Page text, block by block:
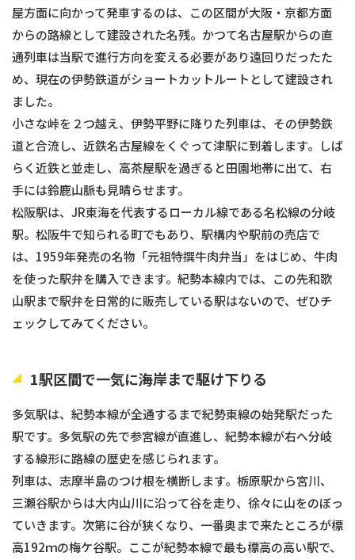
屋方面に向かって発車するのは、この区間が大阪・京都方面
からの路線として建設された名残。かつて名古屋駅からの直
通列車は当駅で進行方向を変える必要があり遠回りだったた
め、現在の伊勢鉄道がショートカットルートとして建設され
ました。
小さな峠を２つ越え、伊勢平野に降りた列車は、その伊勢鉄
道と合流し、近鉄名古屋線をくぐって津駅に到着します。しば
らく近鉄と並走し、高茶屋駅を過ぎると田園地帯に出て、右
手には鈴鹿山脈も見晴らせます。
松阪駅は、JR東海を代表するローカル線である名松線の分岐
駅。松阪牛で知られる町でもあり、駅構内や駅前の売店で
は、1959年発売の名物「元祖特撰牛肉弁当」をはじめ、牛肉
を使った駅弁を購入できます。紀勢本線内では、この先和歌
山駅まで駅弁を日常的に販売している駅はないので、ぜひチ
ェックしてみてください。
1駅区間で一気に海岸まで駆け下りる
多気駅は、紀勢本線が全通するまで紀勢東線の始発駅だった
駅です。多気駅の先で参宮線が直進し、紀勢本線が右へ分岐
する線形に路線の歴史を感じられます。
列車は、志摩半島のつけ根を横断します。栃原駅から宮川、
三瀬谷駅からは大内山川に沿って谷を走り、徐々に山をのぼっ
ていきます。次第に谷が狭くなり、一番奥まで来たところが標
高192ｍの梅ケ谷駅。ここが紀勢本線で最も標高の高い駅で、